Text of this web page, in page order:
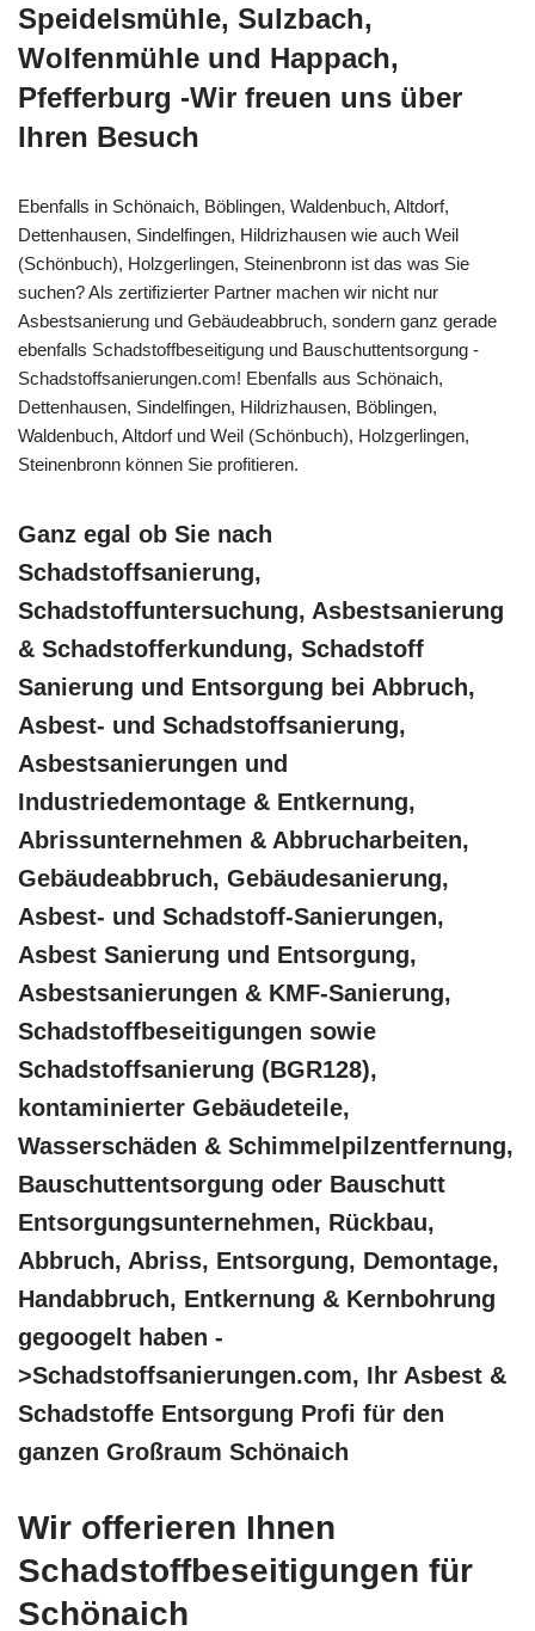
Speidelsmühle, Sulzbach,
Wolfenmühle und Happach,
Pfefferburg -Wir freuen uns über
Ihren Besuch
Ebenfalls in Schönaich, Böblingen, Waldenbuch, Altdorf,
Dettenhausen, Sindelfingen, Hildrizhausen wie auch Weil
(Schönbuch), Holzgerlingen, Steinenbronn ist das was Sie
suchen? Als zertifizierter Partner machen wir nicht nur
Asbestsanierung und Gebäudeabbruch, sondern ganz gerade
ebenfalls Schadstoffbeseitigung und Bauschuttentsorgung -
Schadstoffsanierungen.com! Ebenfalls aus Schönaich,
Dettenhausen, Sindelfingen, Hildrizhausen, Böblingen,
Waldenbuch, Altdorf und Weil (Schönbuch), Holzgerlingen,
Steinenbronn können Sie profitieren.
Ganz egal ob Sie nach
Schadstoffsanierung,
Schadstoffuntersuchung, Asbestsanierung
& Schadstofferkundung, Schadstoff
Sanierung und Entsorgung bei Abbruch,
Asbest- und Schadstoffsanierung,
Asbestsanierungen und
Industriedemontage & Entkernung,
Abrissunternehmen & Abbrucharbeiten,
Gebäudeabbruch, Gebäudesanierung,
Asbest- und Schadstoff-Sanierungen,
Asbest Sanierung und Entsorgung,
Asbestsanierungen & KMF-Sanierung,
Schadstoffbeseitigungen sowie
Schadstoffsanierung (BGR128),
kontaminierter Gebäudeteile,
Wasserschäden & Schimmelpilzentfernung,
Bauschuttentsorgung oder Bauschutt
Entsorgungsunternehmen, Rückbau,
Abbruch, Abriss, Entsorgung, Demontage,
Handabbruch, Entkernung & Kernbohrung
gegoogelt haben -
>Schadstoffsanierungen.com, Ihr Asbest &
Schadstoffe Entsorgung Profi für den
ganzen Großraum Schönaich
Wir offerieren Ihnen
Schadstoffbeseitigungen für
Schönaich